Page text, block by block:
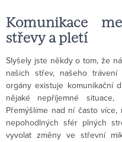
Komunikace
střevy a pletí
Slyšely jste někdy o tom, že
našich střev, našeho
orgány existuje komunikační
nějaké nepříjemné
Přemýšlíme nad ní často
nepohodlných sfér plných
vyvolat změny ve střevní